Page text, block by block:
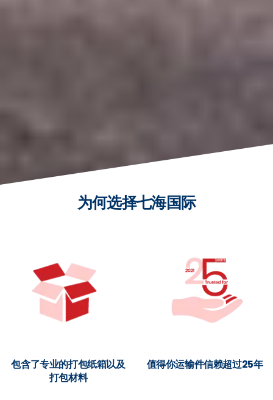
为何选择七海国际
包含了专业的打包纸箱以及
打包材料
值得你运输件信赖超过25年